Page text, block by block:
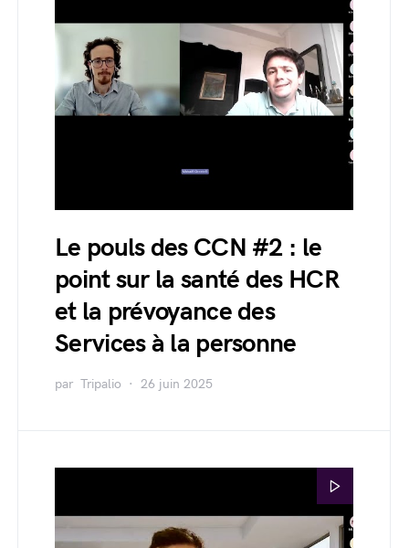
Le pouls des CCN #2 : le
point sur la santé des HCR
et la prévoyance des
Services à la personne
par Tripalio 26 juin 2025